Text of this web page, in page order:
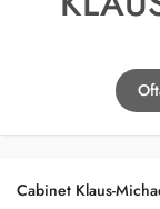
Cabinet Klaus-